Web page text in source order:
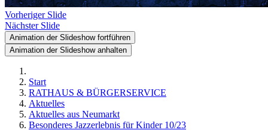
Vorheriger Slide
Nächster Slide
Animation der Slideshow fortführen
Animation der Slideshow anhalten
Start
RATHAUS & BÜRGERSERVICE
Aktuelles
Aktuelles aus Neumarkt
Besonderes Jazzerlebnis für Kinder 10/23